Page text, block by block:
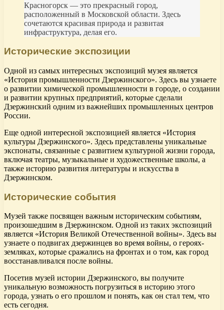
Красногорск — это прекрасный город,
расположенный в Московской области. Здесь
сочетаются красивая природа и развитая
инфраструктура, делая его.
Исторические экспозиции
Одной из самых интересных экспозиций музея является
«История промышленности Дзержинского». Здесь вы узнаете
о развитии химической промышленности в городе, о создании
и развитии крупных предприятий, которые сделали
Дзержинский одним из важнейших промышленных центров
России.
Еще одной интересной экспозицией является «История
культуры Дзержинского». Здесь представлены уникальные
экспонаты, связанные с развитием культурной жизни города,
включая театры, музыкальные и художественные школы, а
также историю развития литературы и искусства в
Дзержинском.
Исторические события
Музей также посвящен важным историческим событиям,
произошедшим в Дзержинском. Одной из таких экспозиций
является «История Великой Отечественной войны». Здесь вы
узнаете о подвигах дзержинцев во время войны, о героях-
земляках, которые сражались на фронтах и о том, как город
восстанавливался после войны.
Посетив музей истории Дзержинского, вы получите
уникальную возможность погрузиться в историю этого
города, узнать о его прошлом и понять, как он стал тем, что
есть сегодня.